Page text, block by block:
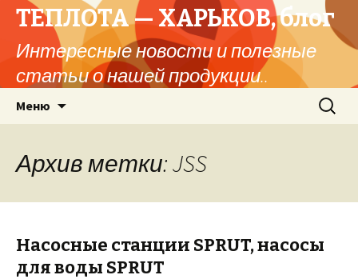
ТЕПЛОТА — ХАРЬКОВ, блог
Интересные новости и полезные
статьи о нашей продукции..
Меню Найти:
Архив метки: JSS
Насосные станции SPRUT, насосы
для воды SPRUT